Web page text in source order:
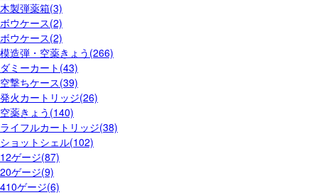
木製弾薬箱(3)
ボウケース(2)
ボウケース(2)
模造弾・空薬きょう(266)
ダミーカート(43)
空撃ちケース(39)
発火カートリッジ(26)
空薬きょう(140)
ライフルカートリッジ(38)
ショットシェル(102)
12ゲージ(87)
20ゲージ(9)
410ゲージ(6)